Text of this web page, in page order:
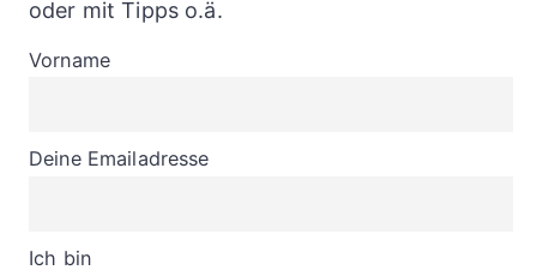
oder mit Tipps o.ä.
Vorname
Deine Emailadresse
Ich bin